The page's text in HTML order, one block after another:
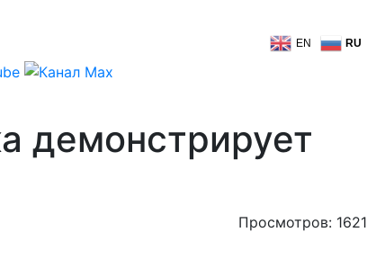
EN RU
демонстрирует
Просмотров: 1621